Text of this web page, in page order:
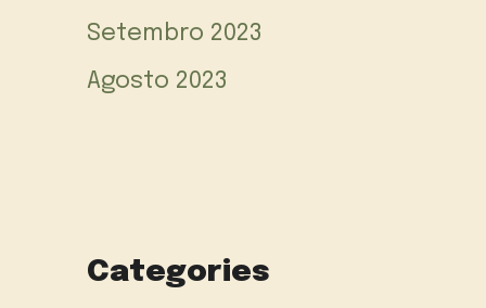
Setembro 2023
Agosto 2023
Categories